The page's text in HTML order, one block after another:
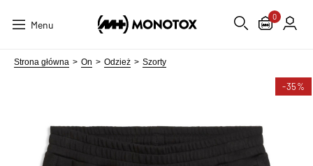
Menu
0
Strona główna On Odzież Szorty
-35%